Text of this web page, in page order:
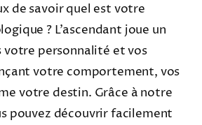
de savoir quel est votre
? L’ascendant joue un
votre personnalité et vos
votre comportement, vos
votre destin. Grâce à notre
pouvez découvrir facilement